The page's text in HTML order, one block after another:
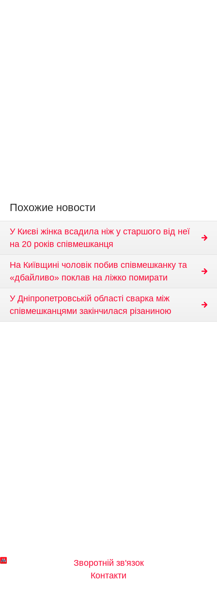
Похожие новости
У Києві жінка всадила ніж у старшого від неї
на 20 років співмешканця
На Київщині чоловік побив співмешканку та
«дбайливо» поклав на ліжко помирати
У Дніпропетровській області сварка між
співмешканцями закінчилася різаниною
Зворотній зв'язок
Контакти